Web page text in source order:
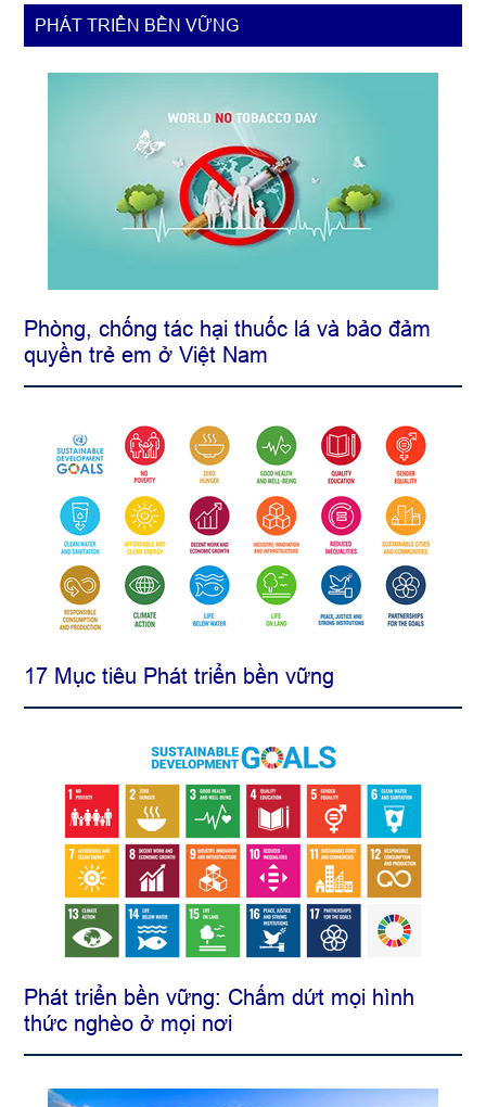
dân
PHÁT TRIỂN BỀN VỮNG
Phòng, chống tác hại thuốc lá và bảo đảm
quyền trẻ em ở Việt Nam
17 Mục tiêu Phát triển bền vững
Phát triển bền vững: Chấm dứt mọi hình
thức nghèo ở mọi nơi